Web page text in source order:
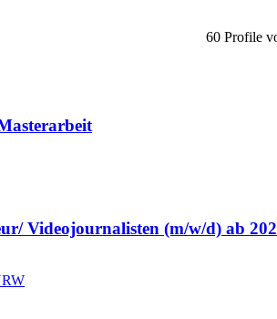
60 Profile
Videojournalisten (m/w/d) ab